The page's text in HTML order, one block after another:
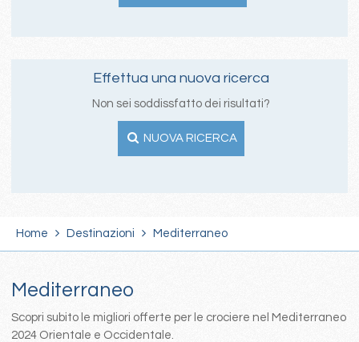
Effettua una nuova ricerca
Non sei soddissfatto dei risultati?
NUOVA RICERCA
Home Destinazioni Mediterraneo
Mediterraneo
Scopri subito le migliori offerte per le crociere nel Mediterraneo
2024 Orientale e Occidentale.